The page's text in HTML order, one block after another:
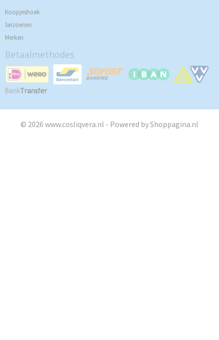
Koopjeshoek
Seizoenen
Merken
Betaalmethodes
© 2026 www.cosliqvera.nl - Powered by Shoppagina.nl